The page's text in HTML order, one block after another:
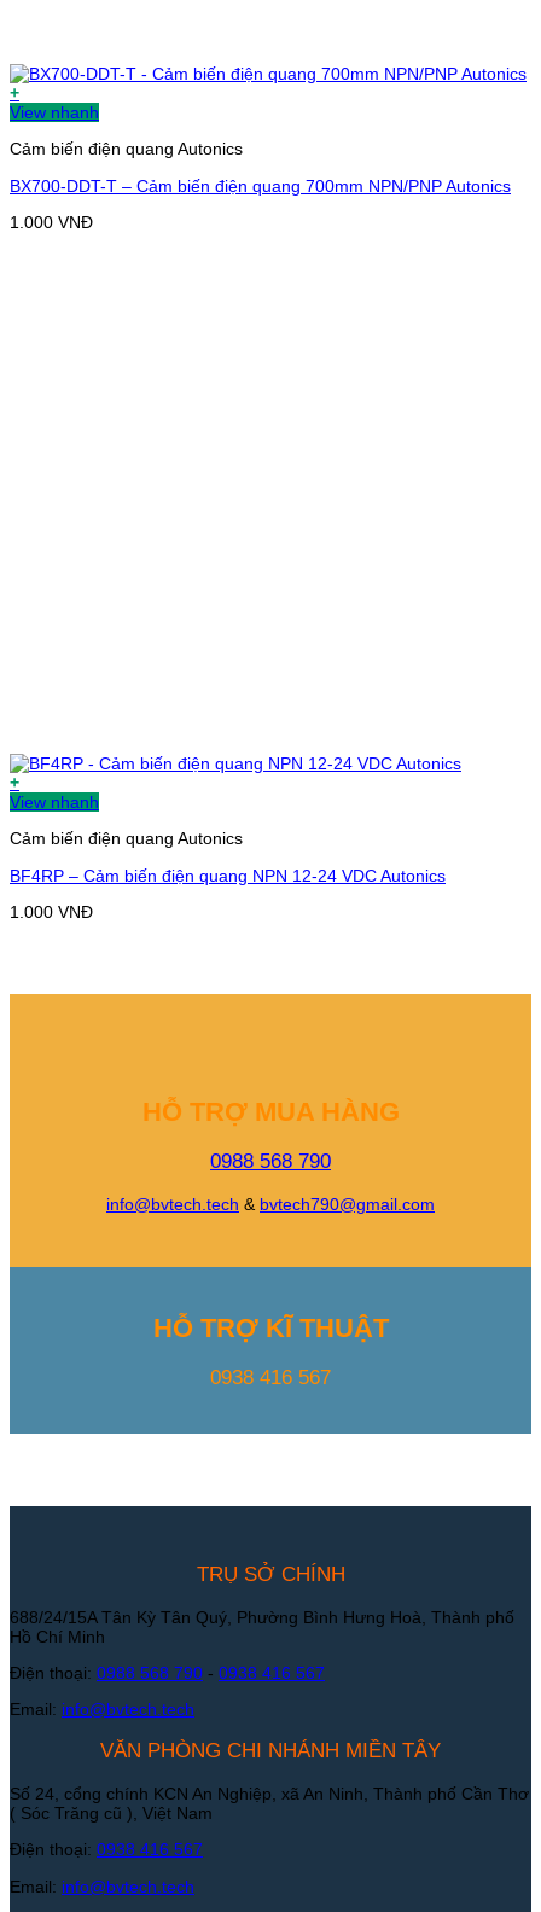
+
View nhanh
Cảm biến điện quang Autonics
BX700-DDT-T – Cảm biến điện quang 700mm NPN/PNP Autonics
1.000 VNĐ
+
View nhanh
Cảm biến điện quang Autonics
BF4RP – Cảm biến điện quang NPN 12-24 VDC Autonics
1.000 VNĐ
HỖ TRỢ MUA HÀNG
0988 568 790
info@bvtech.tech & bvtech790@gmail.com
HỖ TRỢ KĨ THUẬT
0938 416 567
TRỤ SỞ CHÍNH
688/24/15A Tân Kỳ Tân Quý, Phường Bình Hưng Hoà, Thành phố
Hồ Chí Minh
Điện thoại: 0988 568 790 - 0938 416 567
Email: info@bvtech.tech
VĂN PHÒNG CHI NHÁNH MIỀN TÂY
Số 24, cổng chính KCN An Nghiệp, xã An Ninh, Thành phố Cần Thơ
( Sóc Trăng cũ ), Việt Nam
Điện thoại: 0938 416 567
Email: info@bvtech.tech